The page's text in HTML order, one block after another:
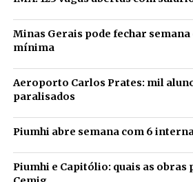
Minas Gerais pode fechar semana
mínima
Aeroporto Carlos Prates: mil
paralisados
Piumhi abre semana com 6
Piumhi e Capitólio: quais as obras